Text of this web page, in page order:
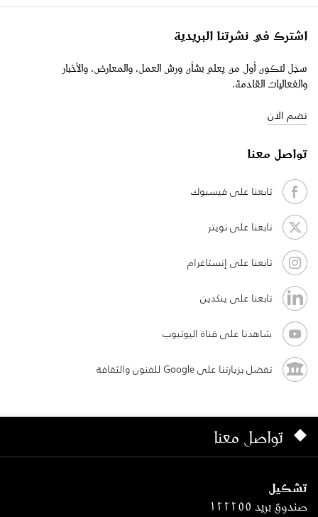
اشترك في نشرتنا البريدية
سجّل لتكون أول من يعلم بشأن ورش العمل، والمعارض، والأخبار
والفعاليات القادمة.
نضم الان
تواصل معنا
تابعنا على فيسبوك
تابعنا على تويتر
تابعنا على إنستاغرام
تابعنا على ينكدين
شاهدنا على قناة اليوتيوب
تفضل بزيارتنا على Google للفنون والثقافة
تواصل معنا
تشكيل
صندوق بريد ١٢٢٢٥٥